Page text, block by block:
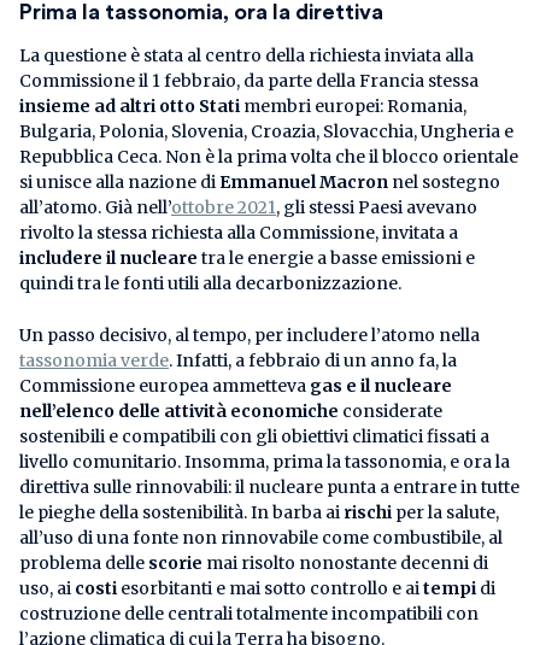
Prima la tassonomia, ora la direttiva
La questione è stata al centro della richiesta inviata alla
Commissione il 1 febbraio, da parte della Francia stessa
insieme ad altri otto Stati membri europei: Romania,
Bulgaria, Polonia, Slovenia, Croazia, Slovacchia, Ungheria e
Repubblica Ceca. Non è la prima volta che il blocco orientale
si unisce alla nazione diEmmanuel Macron nel sostegno
all’atomo. Già nell’ottobre 2021, gli stessi Paesi avevano
rivolto la stessa richiesta alla Commissione, invitata a
includere il nucleare tra le energie a basse emissioni e
quindi tra le fonti utili alla decarbonizzazione.
Un passo decisivo, al tempo, per includere l’atomo nella
tassonomia verde. Infatti, a febbraio di un anno fa, la
Commissione europea ammetteva gas e il nucleare
nell’elenco delle attività economiche considerate
sostenibili e compatibili con gli obiettivi climatici fissati a
livello comunitario. Insomma, prima la tassonomia, e ora la
direttiva sulle rinnovabili: il nucleare punta a entrare in tutte
le pieghe della sostenibilità. In barba ai rischi per la salute,
all’uso di una fonte non rinnovabile come combustibile, al
problema delle scorie mai risolto nonostante decenni di
uso, ai costi esorbitanti e mai sotto controllo e aitempi di
costruzione delle centrali totalmente incompatibili con
l’azione climatica di cui la Terra ha bisogno.